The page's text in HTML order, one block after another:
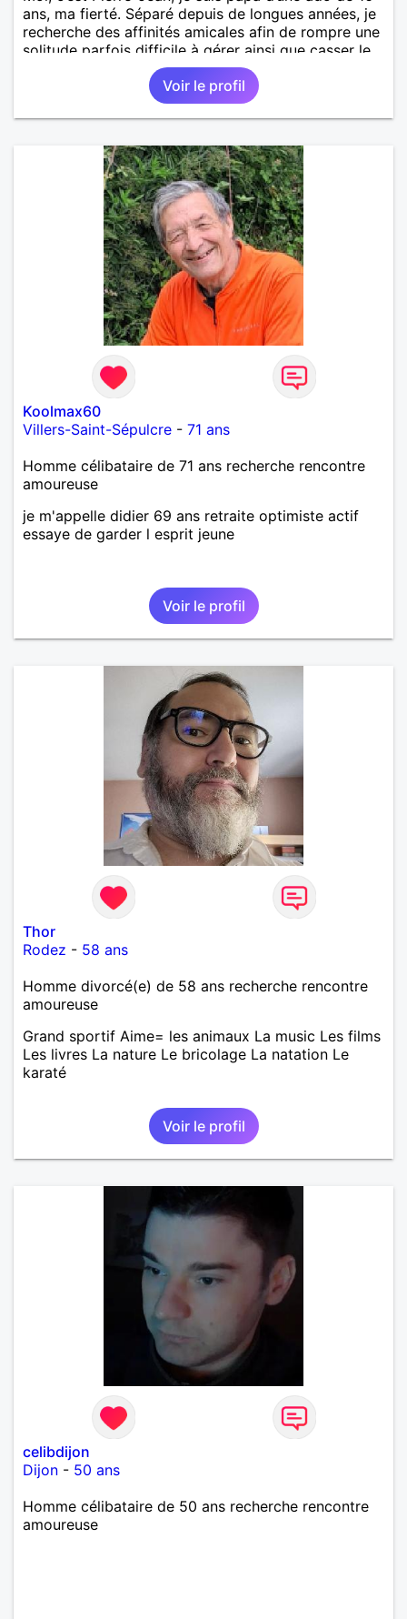
ans, ma fierté. Séparé depuis de longues années, je
recherche des affinités amicales afin de rompre une
solitude parfois difficile à gérer ainsi que casser le
vague à l’âme. L’amitié reste extrêmement
importante à mes yeux mais peut se décliner en des
sentiments plus puissants. « Le temps fera son
œuvre » disait Arthur Schopenhauer, philosophe
autant être trop locace. Je suis bourré de qualités
avec très peu de défauts. Je suis altruiste,
bienveillant, empathique, attentionné, honnête,
respectueux, doux de caractère et compréhensif : je
laisse « glisser » beaucoup de choses. Mais ne vous
m’éprenez pas Mesdames, si une personne que
j’aime me trahit une fois, il n’y aura pas de seconde
chance et je l’effacerai à « vitam eternam ».
Néanmoins, je suis un tout petit peu maniaque ainsi
qu’impatient. J’essaye de faire des efforts. Rien de
bien dramatique ! Du moins je le pense……Je suis un
homme facile à vivre. À vous si vous le souhaitez,
d’apprendre à me connaître davantage. J’en serai
ravi….A très bientôt je l’espère.
Voir le profil
Koolmax60
Villers-Saint-Sépulcre - 71 ans
Homme célibataire de 71 ans recherche rencontre
amoureuse
je m'appelle didier 69 ans retraite optimiste actif
essaye de garder l esprit jeune
Voir le profil
Thor
Rodez - 58 ans
Homme divorcé(e) de 58 ans recherche rencontre
amoureuse
Grand sportif Aime= les animaux La music Les films
Les livres La nature Le bricolage La natation Le
karaté
Voir le profil
celibdijon
Dijon - 50 ans
Homme célibataire de 50 ans recherche rencontre
amoureuse